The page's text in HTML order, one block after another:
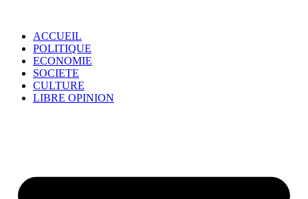
ACCUEIL
POLITIQUE
ECONOMIE
SOCIETE
CULTURE
LIBRE OPINION